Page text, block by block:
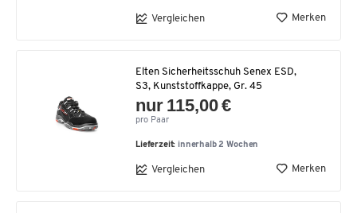
Vergleichen Merken
Elten Sicherheitsschuh Senex ESD,
S3, Kunststoffkappe, Gr. 45
nur 115,00 €
pro Paar
Lieferzeit: innerhalb 2 Wochen
Vergleichen Merken